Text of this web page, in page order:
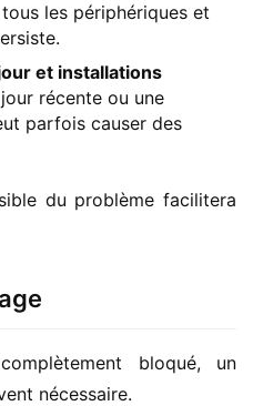
les périphériques et
et installations
récente ou une
parfois causer des
du problème facilitera
bloqué, un
nécessaire.